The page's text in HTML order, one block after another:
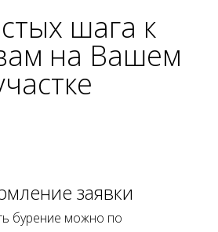
шага к
на Вашем
заявки
бурение можно по